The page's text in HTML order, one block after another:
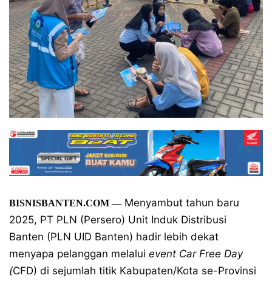
BISNISBANTEN.COM—Menyambut tahun baru
2025, PT PLN (Persero) Unit Induk Distribusi
Banten (PLN UID Banten) hadir lebih dekat
menyapa pelanggan melalui event Car Free Day
(CFD) di sejumlah titik Kabupaten/Kota se-Provinsi